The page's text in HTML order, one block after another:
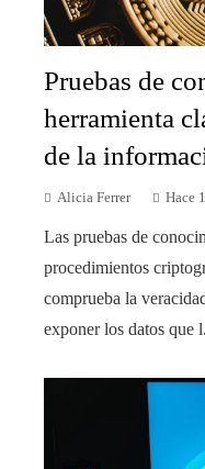
Pruebas de
herramienta
de la
Alicia Ferrer Hace
Las pruebas de
procedimientos
comprueba la
exponer los datos que